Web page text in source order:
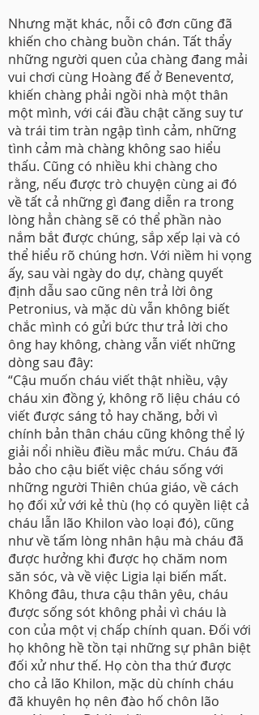
Nhưng mặt khác, nỗi cô đơn cũng đã
khiến cho chàng buồn chán. Tất thẩy
những người quen của chàng đang mải
vui chơi cùng Hoàng đế ở Beneventơ,
khiến chàng phải ngồi nhà một thân
một mình, với cái đầu chật căng suy tư
và trái tim tràn ngập tình cảm, những
tình cảm mà chàng không sao hiểu
thấu. Cũng có nhiều khi chàng cho
rằng, nếu được trò chuyện cùng ai đó
về tất cả những gì đang diễn ra trong
lòng hẳn chàng sẽ có thể phần nào
nắm bắt được chúng, sắp xếp lại và có
thể hiểu rõ chúng hơn. Với niềm hi vọng
ấy, sau vài ngày do dự, chàng quyết
định dẫu sao cũng nên trả lời ông
Petronius, và mặc dù vẫn không biết
chắc mình có gửi bức thư trả lời cho
ông hay không, chàng vẫn viết những
dòng sau đây:
“Cậu muốn cháu viết thật nhiều, vậy
cháu xin đồng ý, không rõ liệu cháu có
viết được sáng tỏ hay chăng, bởi vì
chính bản thân cháu cũng không thể lý
giải nổi nhiều điều mắc mứu. Cháu đã
bảo cho cậu biết việc cháu sống với
những người Thiên chúa giáo, về cách
họ đối xử với kẻ thù (họ có quyền liệt cả
cháu lẫn lão Khilon vào loại đó), cũng
như về tấm lòng nhân hậu mà cháu đã
được hưởng khi được họ chăm nom
săn sóc, và về việc Ligia lại biến mất.
Không đâu, thưa cậu thân yêu, cháu
được sống sót không phải vì cháu là
con của một vị chấp chính quan. Đối với
họ không hề tồn tại những sự phân biệt
đối xử như thế. Họ còn tha thứ được
cho cả lão Khilon, mặc dù chính cháu
đã khuyên họ nên đào hố chôn lão